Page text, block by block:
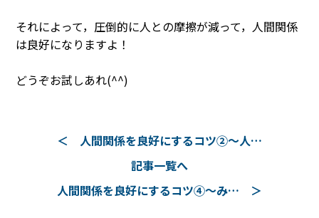
それによって，圧倒的に人との摩擦が減って，人間関係
は良好になりますよ！
どうぞお試しあれ(^^)
人間関係を良好にするコツ②～人…
記事一覧へ
人間関係を良好にするコツ④～み…